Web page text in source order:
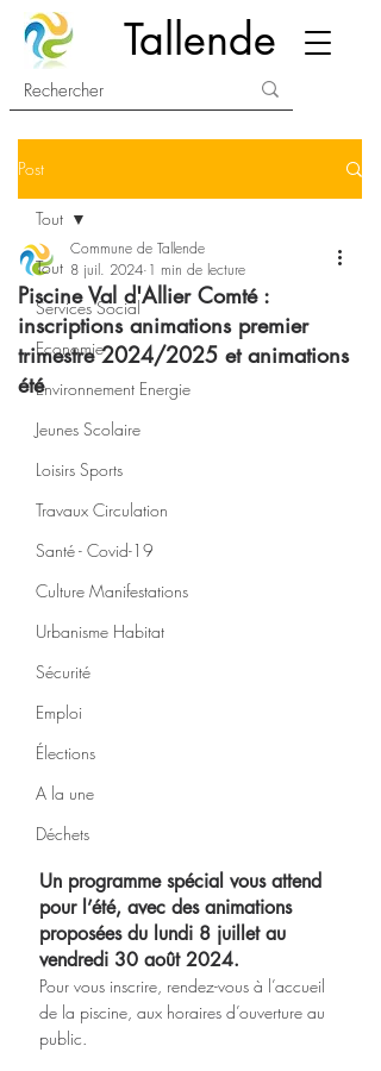
Tallende
Post
Tout
Services Social
Economie
Environnement Energie
Jeunes Scolaire
Loisirs Sports
Travaux Circulation
Santé - Covid-19
Culture Manifestations
Urbanisme Habitat
Sécurité
Emploi
Élections
A la une
Déchets
Tout
Piscine Val d'Allier Comté :
inscriptions animations premier
trimestre 2024/2025 et animations
été
Commune de Tallende
8 juil. 2024 1 min de lecture
Un programme spécial vous attend
pour l’été, avec des animations
proposées du lundi 8 juillet au
vendredi 30 août 2024.
Pour vous inscrire, rendez-vous à l’accueil
de la piscine, aux horaires d’ouverture au
public.